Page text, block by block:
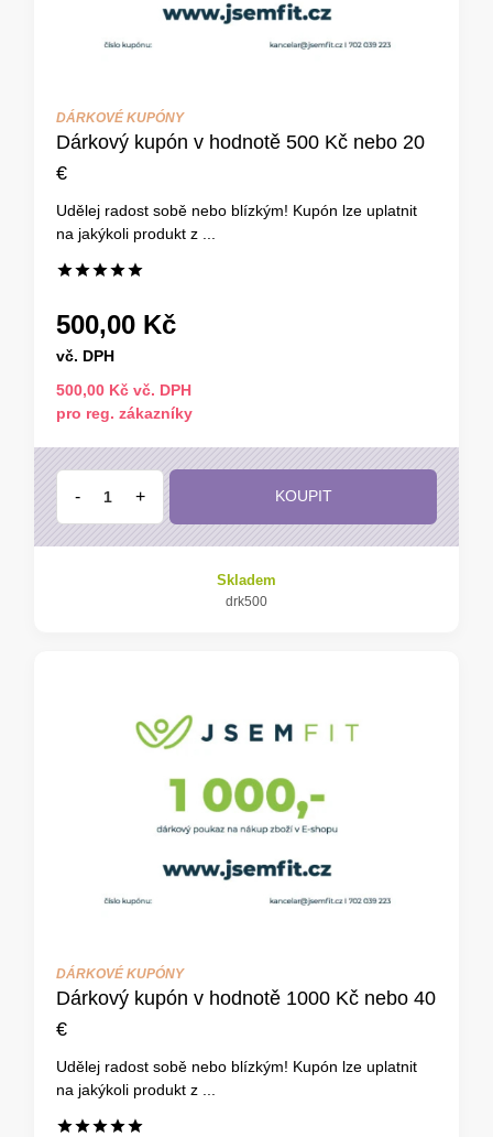
DÁRKOVÉ KUPÓNY
Dárkový kupón v hodnotě 500 Kč nebo 20
€
Udělej radost sobě nebo blízkým! Kupón lze uplatnit
na jakýkoli produkt z ...
500,00 Kč
vč. DPH
500,00 Kč vč. DPH
pro reg. zákazníky
- + KOUPIT
Skladem
drk500
DÁRKOVÉ KUPÓNY
Dárkový kupón v hodnotě 1000 Kč nebo 40
€
Udělej radost sobě nebo blízkým! Kupón lze uplatnit
na jakýkoli produkt z ...